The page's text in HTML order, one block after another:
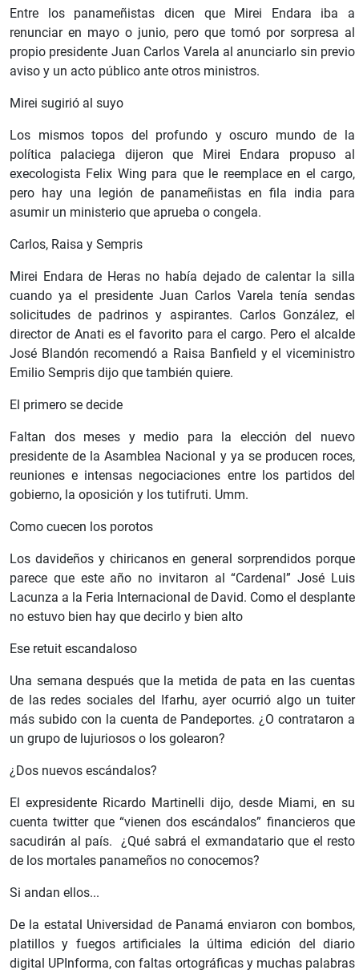
Entre los panameñistas dicen que Mirei Endara iba a
renunciar en mayo o junio, pero que tomó por sorpresa al
propio presidente Juan Carlos Varela al anunciarlo sin previo
aviso y un acto público ante otros ministros.
Mirei sugirió al suyo
Los mismos topos del profundo y oscuro mundo de la
política palaciega dijeron que Mirei Endara propuso al
execologista Felix Wing para que le reemplace en el cargo,
pero hay una legión de panameñistas en fila india para
asumir un ministerio que aprueba o congela.
Carlos, Raisa y Sempris
Mirei Endara de Heras no había dejado de calentar la silla
cuando ya el presidente Juan Carlos Varela tenía sendas
solicitudes de padrinos y aspirantes. Carlos González, el
director de Anati es el favorito para el cargo. Pero el alcalde
José Blandón recomendó a Raisa Banfield y el viceministro
Emilio Sempris dijo que también quiere.
El primero se decide
Faltan dos meses y medio para la elección del nuevo
presidente de la Asamblea Nacional y ya se producen roces,
reuniones e intensas negociaciones entre los partidos del
gobierno, la oposición y los tutifruti. Umm.
Como cuecen los porotos
Los davideños y chiricanos en general sorprendidos porque
parece que este año no invitaron al “Cardenal” José Luis
Lacunza a la Feria Internacional de David. Como el desplante
no estuvo bien hay que decirlo y bien alto
Ese retuit escandaloso
Una semana después que la metida de pata en las cuentas
de las redes sociales del Ifarhu, ayer ocurrió algo un tuiter
más subido con la cuenta de Pandeportes. ¿O contrataron a
un grupo de lujuriosos o los golearon?
¿Dos nuevos escándalos?
El expresidente Ricardo Martinelli dijo, desde Miami, en su
cuenta twitter que “vienen dos escándalos” financieros que
sacudirán al país. ¿Qué sabrá el exmandatario que el resto
de los mortales panameños no conocemos?
Si andan ellos...
De la estatal Universidad de Panamá enviaron con bombos,
platillos y fuegos artificiales la última edición del diario
digital UPInforma, con faltas ortográficas y muchas palabras